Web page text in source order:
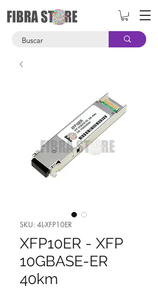
SKU: 4L-XFP10ER
XFP10ER - XFP
10GBASE-ER
40km